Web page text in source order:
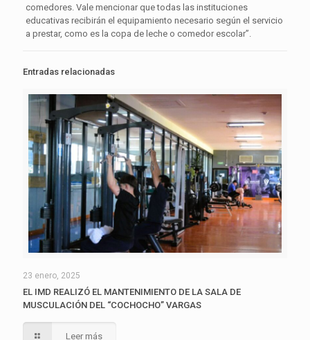
comedores. Vale mencionar que todas las instituciones
educativas recibirán el equipamiento necesario según el servicio
a prestar, como es la copa de leche o comedor escolar”.
Entradas relacionadas
23 enero, 2025
EL IMD REALIZÓ EL MANTENIMIENTO DE LA SALA DE
MUSCULACIÓN DEL “COCHOCHO” VARGAS
Leer más